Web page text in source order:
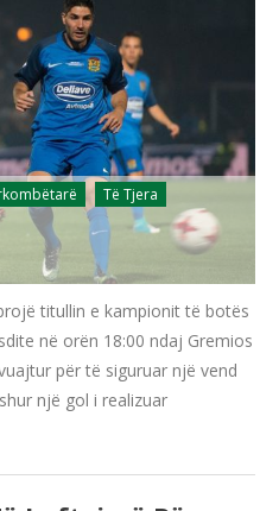
Të Tjera
titullin e kampionit të botës
në orën 18:00 ndaj Gremios
për të siguruar një vend
një gol i realizuar